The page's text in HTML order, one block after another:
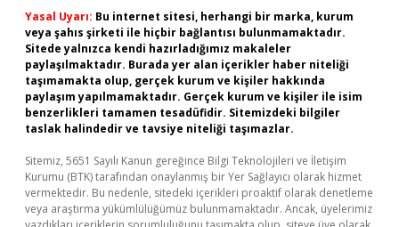
Yasal Uyarı: Bu internet sitesi, herhangi bir marka, kurum
veya şahıs şirketi ile hiçbir bağlantısı bulunmamaktadır.
Sitede yalnızca kendi hazırladığımız makaleler
paylaşılmaktadır. Burada yer alan içerikler haber niteliği
taşımamakta olup, gerçek kurum ve kişiler hakkında
paylaşım yapılmamaktadır. Gerçek kurum ve kişiler ile isim
benzerlikleri tamamen tesadüfidir. Sitemizdeki bilgiler
taslak halindedir ve tavsiye niteliği taşımazlar.
Sitemiz, 5651 Sayılı Kanun gereğince Bilgi Teknolojileri ve İletişim
Kurumu (BTK) tarafından onaylanmış bir Yer Sağlayıcı olarak hizmet
vermektedir. Bu nedenle, sitedeki içerikleri proaktif olarak denetleme
veya araştırma yükümlülüğümüz bulunmamaktadır. Ancak, üyelerimiz